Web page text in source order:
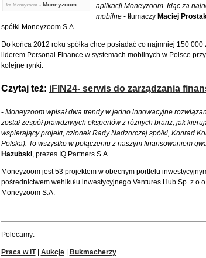
fot. Moneyzoom - Moneyzoom
aplikacji Moneyzoom. Idąc za
mobilne- tłumaczy Maciej
spółki Moneyzoom S.A.
Do końca 2012 roku spółka chce posiadać co najmniej 150
liderem Personal Finance w systemach mobilnych w Polsce
kolejne rynki.
Czytaj też: iFIN24- serwis do zarządzania
- Moneyzoom wpisał dwa trendy w jedno innowacyjne
został zespół prawdziwych ekspertów z różnych branż, jak
wspierający projekt, członek Rady Nadzorczej spółki, Konrad
Polska). To wszystko w połączeniu z naszym finansowaniem
Hazubski, prezes IQ Partners S.A.
Moneyzoom jest 53 projektem w obecnym portfelu
pośrednictwem wehikułu inwestycyjnego Ventures Hub Sp. z
Moneyzoom S.A.
Polecamy:
Praca w IT| Aukcje| Bukmacherzy